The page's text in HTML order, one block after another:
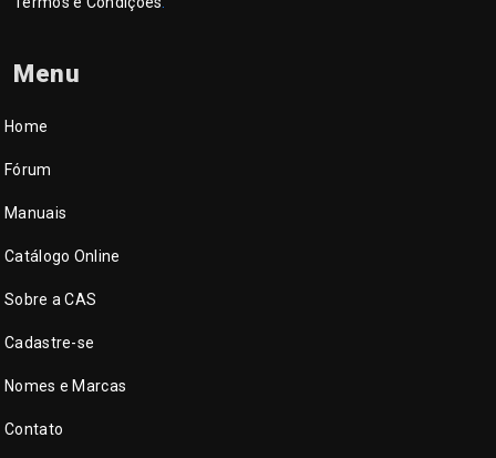
Menu
Home
Fórum
Manuais
Catálogo Online
Sobre a CAS
Cadastre-se
Nomes e Marcas
Contato